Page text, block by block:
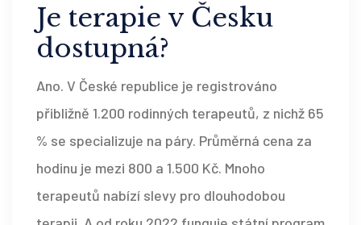
Je terapie v Česku
dostupná?
Ano. V České republice je registrováno
přibližně 1.200 rodinných terapeutů, z nichž 65
% se specializuje na páry. Průměrná cena za
hodinu je mezi 800 a 1.500 Kč. Mnoho
terapeutů nabízí slevy pro dlouhodobou